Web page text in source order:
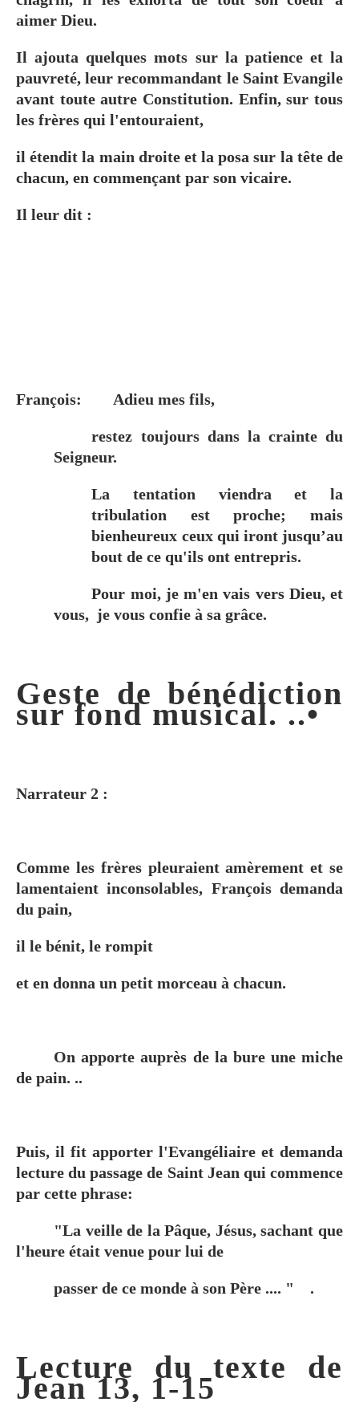
aimer Dieu.
Il ajouta quelques mots sur la patience et la
pauvreté, leur recommandant le Saint Evangile
avant toute autre Constitution. Enfin, sur tous
les frères qui l'entouraient,
il étendit la main droite et la posa sur la tête de
chacun, en commençant par son vicaire.
Il leur dit :
François: Adieu mes fils,
restez toujours dans la crainte du
Seigneur.
La tentation viendra et la
tribulation est proche; mais
bienheureux ceux qui iront jusqu’au
bout de ce qu'ils ont entrepris.
Pour moi, je m'en vais vers Dieu, et
vous, je vous confie à sa grâce.
Geste de bénédiction
sur fond musical. ..•
Narrateur 2 :
Comme les frères pleuraient amèrement et se
lamentaient inconsolables, François demanda
du pain,
il le bénit, le rompit
et en donna un petit morceau à chacun.
On apporte auprès de la bure une miche
de pain. ..
Puis, il fit apporter l'Evangéliaire et demanda
lecture du passage de Saint Jean qui commence
par cette phrase:
"La veille de la Pâque, Jésus, sachant que
l'heure était venue pour lui de
passer de ce monde à son Père .... " .
Lecture du texte de
Jean 13, 1-15